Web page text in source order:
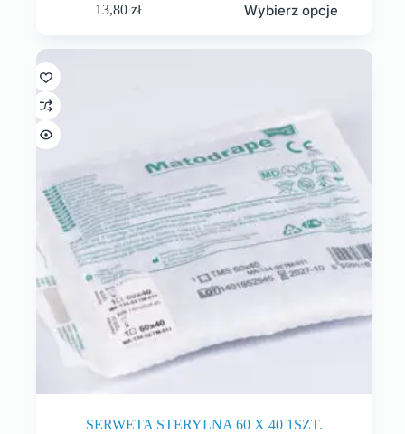
13,80zł Wybierz opcje
SERWETA STERYLNA 60 X 40 1SZT.